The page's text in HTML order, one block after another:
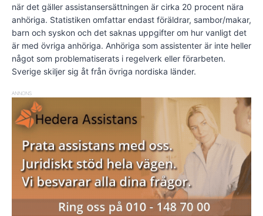
när det gäller assistansersättningen är cirka 20 procent nära
anhöriga. Statistiken omfattar endast föräldrar, sambor/makar,
barn och syskon och det saknas uppgifter om hur vanligt det
är med övriga anhöriga. Anhöriga som assistenter är inte heller
något som problematiserats i regelverk eller förarbeten.
Sverige skiljer sig åt från övriga nordiska länder.
ANNONS